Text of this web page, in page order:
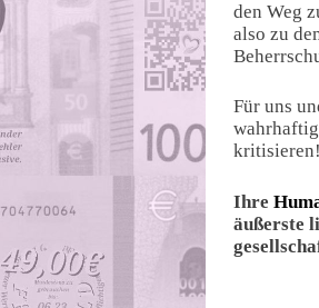
den Weg
also zu
Für uns
kritisieren!
Ihre
äußerste